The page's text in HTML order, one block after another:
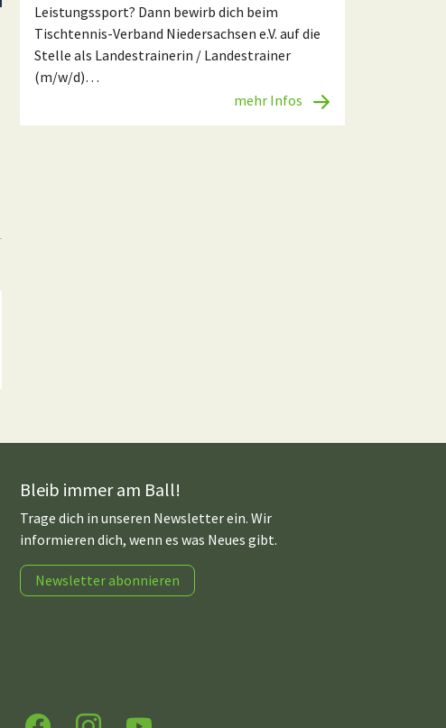
Leistungssport? Dann bewirb dich beim
Tischtennis-Verband Niedersachsen e.V. auf die
Stelle als Landestrainerin / Landestrainer
(m/w/d)…
mehr Infos
Bleib immer am Ball!
Trage dich in unseren Newsletter ein. Wir
informieren dich, wenn es was Neues gibt.
Newsletter abonnieren